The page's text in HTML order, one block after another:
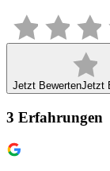
Jetzt BewertenJetzt
3 Erfahrungen